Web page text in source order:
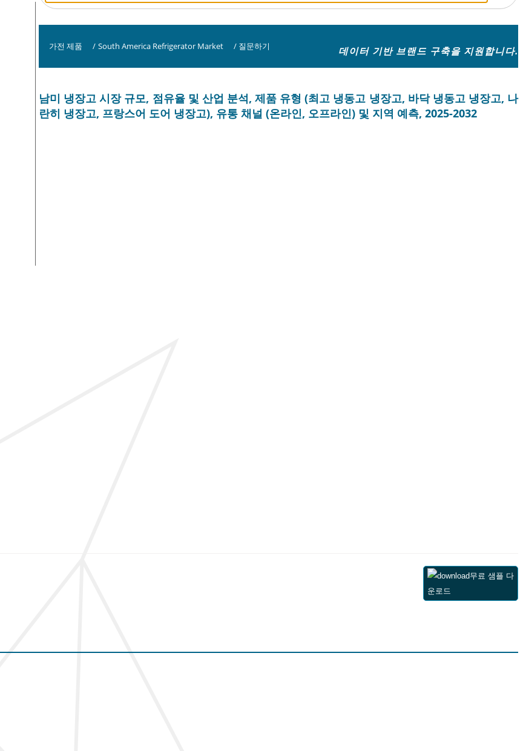
가전 ​​제품 / South America Refrigerator Market / 질문하기 데이터 기반 브랜드 구축을 지원합니다.
남미 냉장고 시장 규모, 점유율 및 산업 분석, 제품 유형 (최고 냉동고 냉장고, 바닥 냉동고 냉장고, 나
란히 냉장고, 프랑스어 도어 냉장고), 유통 채널 (온라인, 오프라인) 및 지역 예측, 2025-2032
무료 샘플 다
운로드